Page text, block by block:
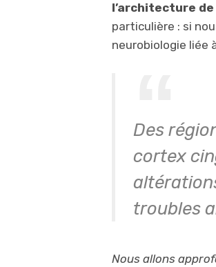
l’architecture
particulière : si
neurobiologie liée
Des
cortex
troubles
Nous allons